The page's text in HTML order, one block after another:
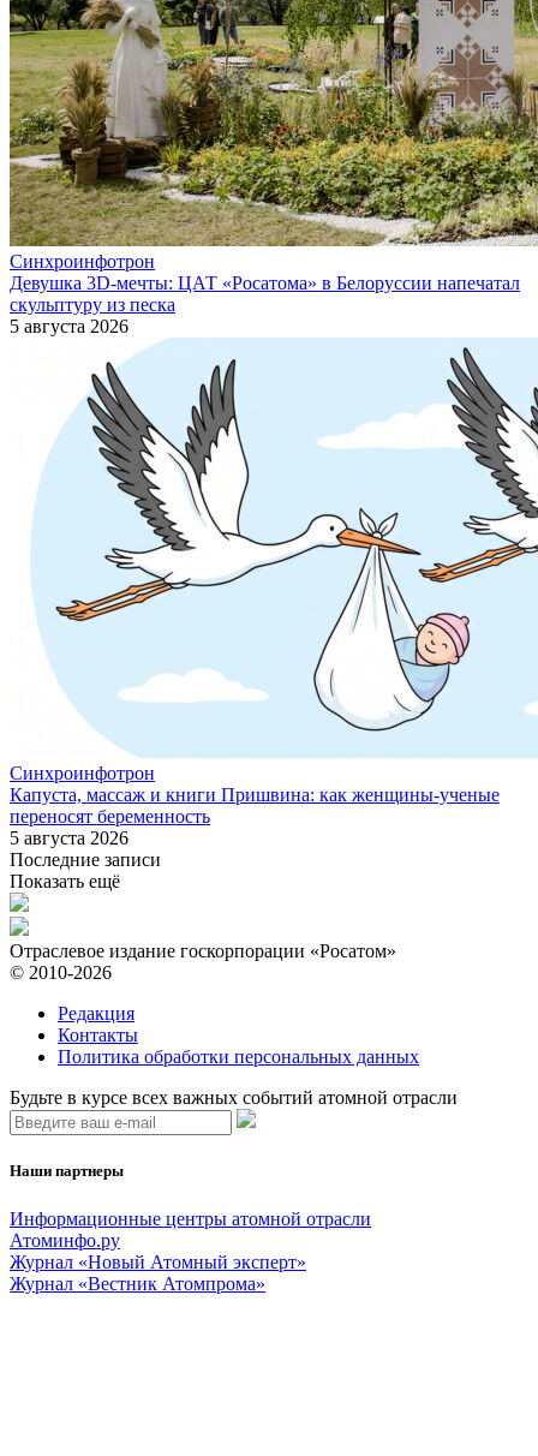
Синхроинфотрон
Девушка 3D-мечты: ЦАТ «Росатома» в Белоруссии напечатал
скульптуру из песка
5 августа 2026
Синхроинфотрон
Капуста, массаж и книги Пришвина: как женщины-ученые
переносят беременность
5 августа 2026
Последние записи
Показать ещё
Отраслевое издание госкорпорации «Росатом»
© 2010-2026
Редакция
Контакты
Политика обработки персональных данных
Будьте в курсе всех важных событий атомной отрасли
Наши партнеры
Информационные центры атомной отрасли
Атоминфо.ру
Журнал «Новый Атомный эксперт»
Журнал «Вестник Атомпрома»